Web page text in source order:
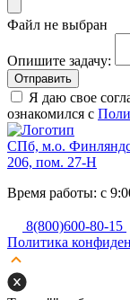
Файл не выбран
Опишите задачу:
Отправить
Я даю свое
ознакомился с
СПб, м.о.
206, пом. 27-Н
Время работы: с
8(800)600-80-15
Политика